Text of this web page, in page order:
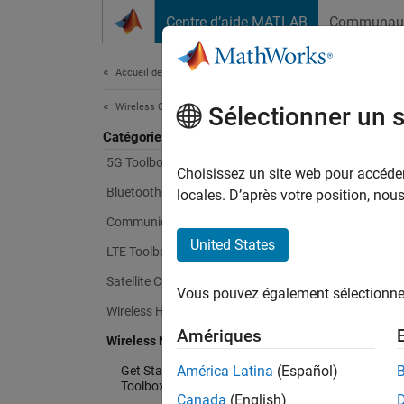
Centre d’aide MATLAB
Accueil de la documentation
Wireless Communications
Catégorie
5G Toolbox
Bluetooth Toolbox
Communications Toolbox
LTE Toolbox
Satellite Communications Toolbox
Wireless HDL Toolbox
Wireless Network Toolbox
Get Started with Wireless Network
Toolbox
Sélectionner un
Choisissez un site web pour
locales. D’après votre position,
United States
Vous pouvez également
Amériques
América Latina (Español)
Canada (English)